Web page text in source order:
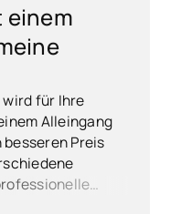
einem
für Ihre
Alleingang
Preis
Makler